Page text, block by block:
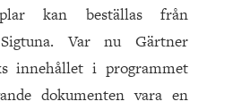
kan beställas från
Var nu Gärtner
innehållet i programmet
dokumenten vara en